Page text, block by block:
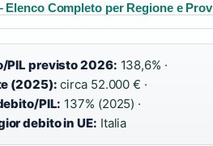
Elenco Completo per Regione e
PIL previsto 2026: 138,6% ·
(2025): circa 52.000 € ·
PIL: 137% (2025) ·
debito in UE: Italia